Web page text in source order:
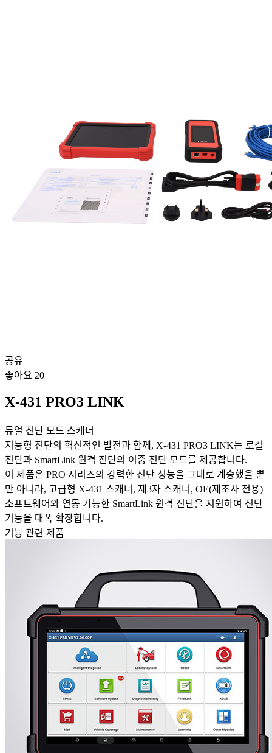
공유
좋아요 20
X-431 PRO3 LINK
듀얼 진단 모드 스캐너
지능형 진단의 혁신적인 발전과 함께, X-431 PRO3 LINK는 로컬
진단과 SmartLink 원격 진단의 이중 진단 모드를 제공합니다.
이 제품은 PRO 시리즈의 강력한 진단 성능을 그대로 계승했을 뿐
만 아니라, 고급형 X-431 스캐너, 제3자 스캐너, OE(제조사 전용)
소프트웨어와 연동 가능한 SmartLink 원격 진단을 지원하여 진단
기능을 대폭 확장합니다.
기능 관련 제품